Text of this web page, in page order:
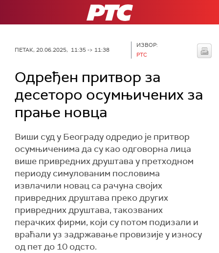
РТС
ПЕТАК, 20.06.2025, 11:35 -> 11:38
ИЗВОР:
РТС
Одређен притвор за
десеторо осумњичених за
прање новца
Виши суд у Београду одредио је притвор
осумњиченима да су као одговорна лица
више привредних друштава у претходном
периоду симулованим пословима
извлачили новац са рачуна својих
привредних друштава преко других
привредних друштава, такозваних
перачких фирми, који су потом подизали и
враћали уз задржавање провизије у износу
од пет до 10 одсто.